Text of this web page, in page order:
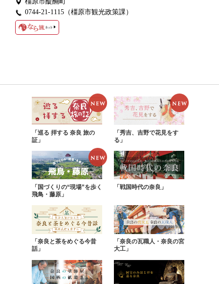
0744-21-1115（橿原市観光政策課）
「巡る 拝する 奈良 旅の
証」
「秀吉、吉野で花見をす
る」
「国づくりの“現場”を歩く
飛鳥・藤原」
「戦国時代の奈良」
「奈良と茶をめぐる今昔
話」
「奈良の瓦職人・奈良の宮
大工」